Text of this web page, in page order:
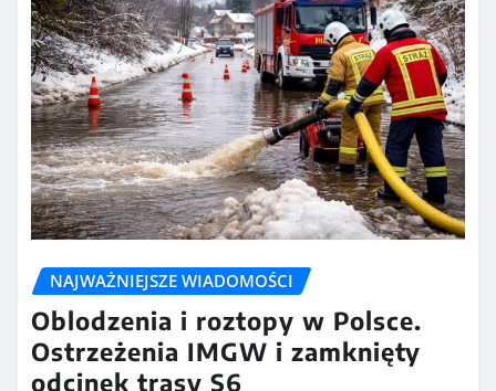
NAJWAŻNIEJSZE WIADOMOŚCI
Oblodzenia i roztopy w Polsce.
Ostrzeżenia IMGW i zamknięty
odcinek trasy S6